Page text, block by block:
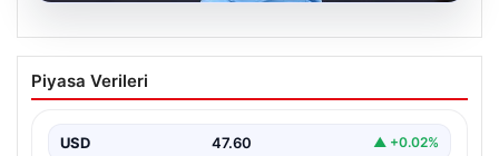
Galatasaray’a Orta Sahada Güç Katan
Dev Transfer: Manchester City’nin
Galatasaray, transfer çalışmalarını yoğunlaştırdığı yaz
Piyasa Verileri
USD 47.60 ▲ +0.02%